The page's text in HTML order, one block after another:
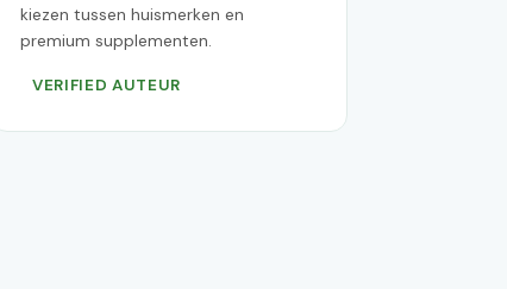
kiezen tussen huismerken en
premium supplementen.
VERIFIED AUTEUR